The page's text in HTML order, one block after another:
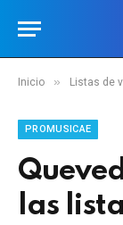
Inicio » Listas de
PROMUSICAE
las